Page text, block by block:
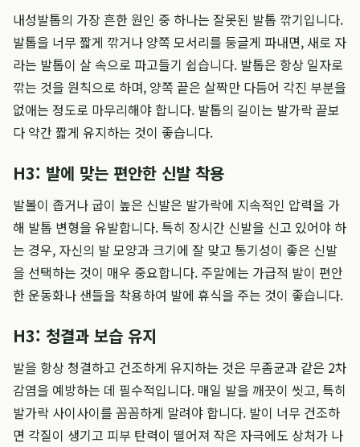
내성발톱의 가장 흔한 원인 중 하나는 잘못된 발톱 깎기입니다.
발톱을 너무 짧게 깎거나 양쪽 모서리를 둥글게 파내면, 새로 자
라는 발톱이 살 속으로 파고들기 쉽습니다. 발톱은 항상 일자로
깎는 것을 원칙으로 하며, 양쪽 끝은 살짝만 다듬어 각진 부분을
없애는 정도로 마무리해야 합니다. 발톱의 길이는 발가락 끝보
다 약간 짧게 유지하는 것이 좋습니다.
H3: 발에 맞는 편안한 신발 착용
발볼이 좁거나 굽이 높은 신발은 발가락에 지속적인 압력을 가
해 발톱 변형을 유발합니다. 특히 장시간 신발을 신고 있어야 하
는 경우, 자신의 발 모양과 크기에 잘 맞고 통기성이 좋은 신발
을 선택하는 것이 매우 중요합니다. 주말에는 가급적 발이 편안
한 운동화나 샌들을 착용하여 발에 휴식을 주는 것이 좋습니다.
H3: 청결과 보습 유지
발을 항상 청결하고 건조하게 유지하는 것은 무좀균과 같은 2차
감염을 예방하는 데 필수적입니다. 매일 발을 깨끗이 씻고, 특히
발가락 사이사이를 꼼꼼하게 말려야 합니다. 발이 너무 건조하
면 각질이 생기고 피부 탄력이 떨어져 작은 자극에도 상처가 나